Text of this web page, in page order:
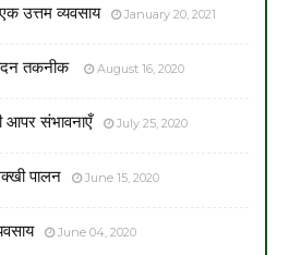
उत्तम व्यवसाय January 20, 2021
तकनीक August 16, 2020
आपर संभावनाएँ July 25, 2020
पालन June 15, 2020
June 04, 2020